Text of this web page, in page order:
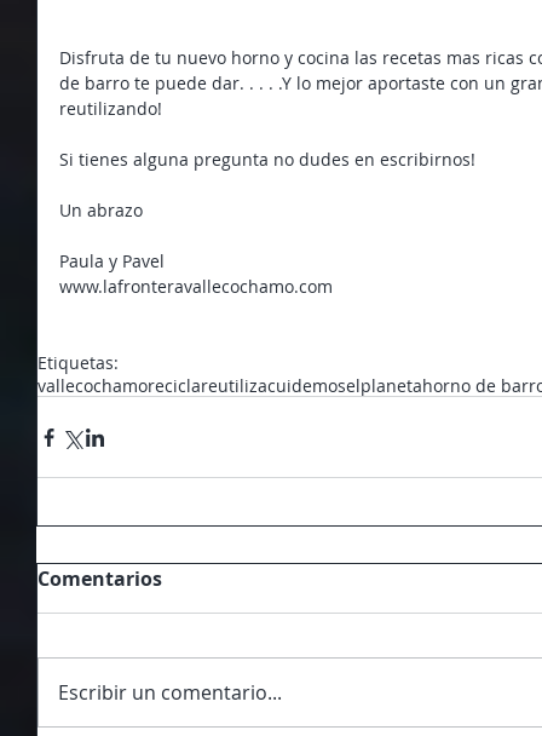
Disfruta de tu nuevo horno y cocina las recetas mas ricas
de barro te puede dar. . . . .Y lo mejor aportaste con un
reutilizando!
Si tienes alguna pregunta no dudes en escribirnos!
Un abrazo
Paula y Pavel
www.lafronteravallecochamo.com
Etiquetas:
vallecochamoreciclareutilizacuidemoselplanetahorno de
Comentarios
Escribir un comentario...